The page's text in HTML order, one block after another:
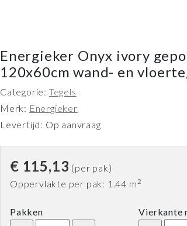
Energieker Onyx ivory
120x60cm wand- en
Categorie: Tegels
Merk: Energieker
Levertijd: Op aanvraag
€ 115,13 (per pak)
Oppervlakte per pak: 1.44 m2
Pakken Vierkante